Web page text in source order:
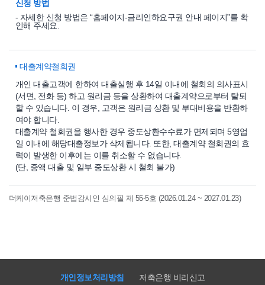
신청 방법
- 자세한 신청 방법은 “홈페이지-금리인하요구권 안내 페이지”를 확
인해 주세요.
대출계약철회권
개인 대출고객에 한하여 대출실행 후 14일 이내에 철회의 의사표시
(서면, 전화 등) 하고 원리금 등을 상환하여 대출계약으로부터 탈퇴
할 수 있습니다. 이 경우, 고객은 원리금 상환 및 부대비용을 반환하
여야 합니다.
대출계약 철회권을 행사한 경우 중도상환수수료가 면제되며 5영업
일 이내에 해당대출정보가 삭제됩니다. 또한, 대출계약 철회권의 효
력이 발생한 이후에는 이를 취소할 수 없습니다.
(단, 증액 대출 및 일부 중도상환 시 철회 불가)
더케이저축은행 준법감시인 심의필 제 55-5호 (2026.01.24 ~ 2027.01.23)
개인정보처리방침 저축은행 비리신고